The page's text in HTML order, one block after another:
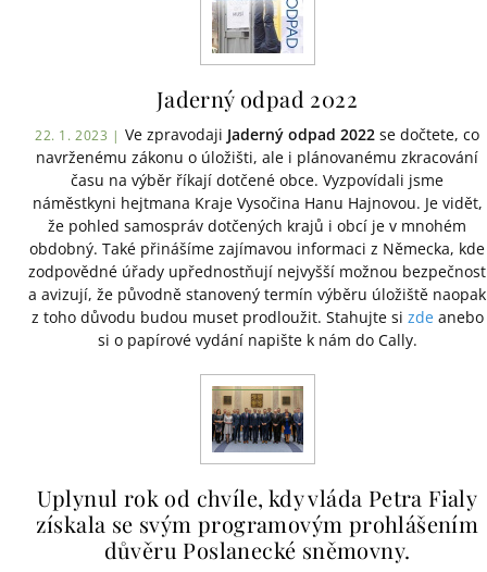
Jaderný odpad 2022
22. 1. 2023 | Ve zpravodaji Jaderný odpad 2022se dočtete, co
navrženému zákonu o úložišti, ale i plánovanému zkracování
času na výběr říkají dotčené obce. Vyzpovídali jsme
náměstkyni hejtmana Kraje Vysočina Hanu Hajnovou. Je vidět,
že pohled samospráv dotčených krajů i obcí je v mnohém
obdobný. Také přinášíme zajímavou informaci z Německa, kde
zodpovědné úřady upřednostňují nejvyšší možnou bezpečnost
a avizují, že původně stanovený termín výběru úložiště naopak
z toho důvodu budou muset prodloužit. Stahujte si zdeanebo
si o papírové vydání napište k nám do Cally.
Uplynul rok od chvíle, kdy vláda Petra Fialy
získala se svým programovým prohlášením
důvěru Poslanecké sněmovny.